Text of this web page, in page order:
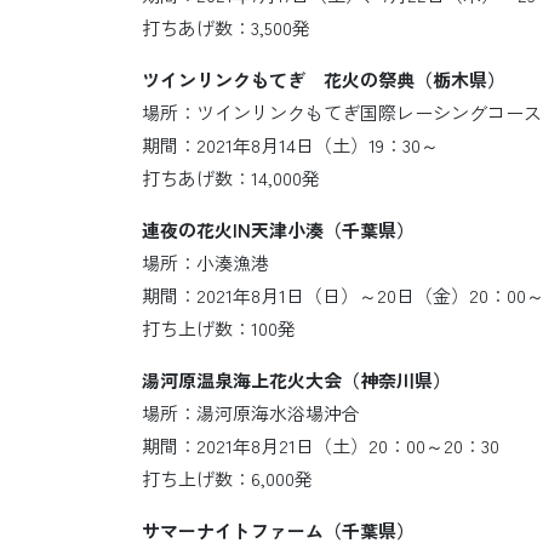
打ちあげ数：3,500発
ツインリンクもてぎ 花火の祭典（栃木県）
場所：ツインリンクもてぎ国際レーシングコース
期間：2021年8月14日（土）19：30～
打ちあげ数：14,000発
連夜の花火IN天津小湊（千葉県）
場所：小湊漁港
期間：2021年8月1日（日）～20日（金）20：00
打ち上げ数：100発
湯河原温泉海上花火大会（神奈川県）
場所：湯河原海水浴場沖合
期間：2021年8月21日（土）20：00～20：30
打ち上げ数：6,000発
サマーナイトファーム（千葉県）